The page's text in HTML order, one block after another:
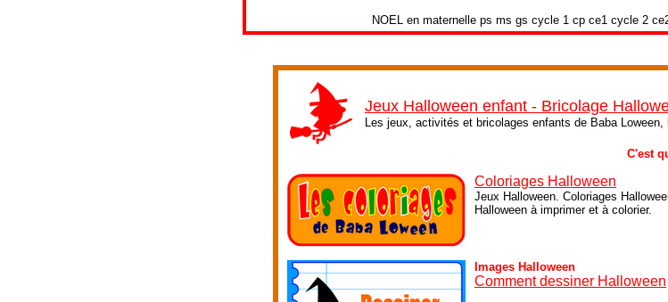
NOEL en maternelle ps ms gs cycle 1 cp ce1 cycle 2
Jeux Halloween enfant - Bricolage
Les jeux, activités et bricolages enfants de Baba Loween,
C'est
Coloriages Halloween
Jeux Halloween. Coloriages
Halloween à imprimer et à colorier.
Images Halloween
Comment dessiner Halloween